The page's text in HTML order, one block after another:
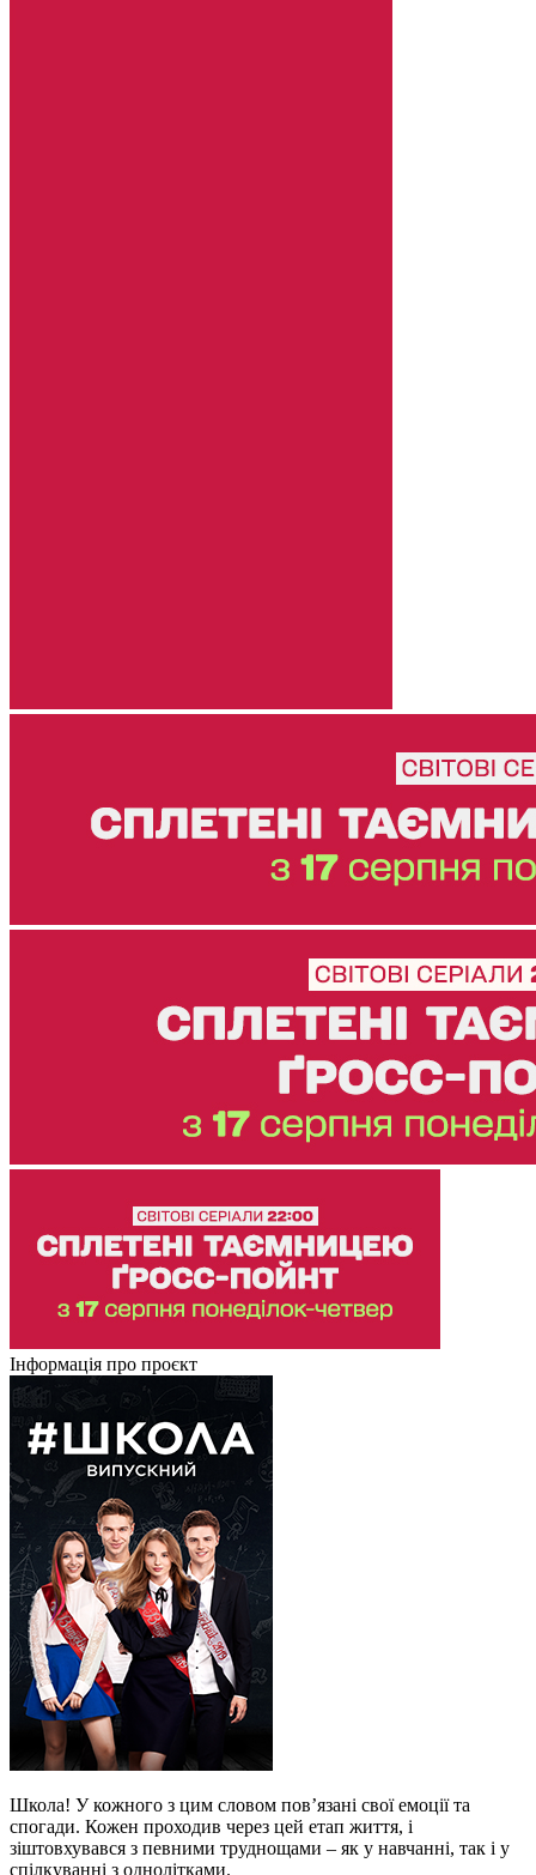
Інформація про проєкт
Школа! У кожного з цим словом пов’язані свої емоції та
спогади. Кожен проходив через цей етап життя, і
зіштовхувався з певними труднощами – як у навчанні, так і у
спілкуванні з однолітками.